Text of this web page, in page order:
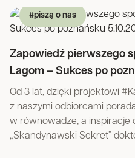
#piszą o nas
Zapowiedź pierwszego
Lagom – Sukces po
Od 3 lat, dzięki projektowi
z naszymi odbiorcami
w równowadze, a inspiracje
„Skandynawski Sekret”